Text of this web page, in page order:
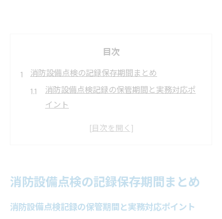
目次
消防設備点検の記録保存期間まとめ
消防設備点検記録の保管期間と実務対応ポ
イント
保存期間と点検頻度を混同しない記録管理
消防設備点検記録の保存年限と法令の違い
を整理
消防設備点検の記録保存期間まとめ
消防設備点検記録の保管期間と実務対応ポイント